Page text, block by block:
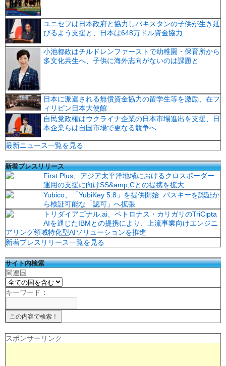
ユニセフは日本政府と協力しパキスタンの子供が生き延
びるよう支援と、日本は648万ドル資金協力
小池都政はチルドレンファーストで幼稚園・保育所から
多文化共生へ、子供に海外志向がないのは課題と
日本に派遣される無償資金協力の留学生等を激励、在フ
ィリピン日本大使館
自民党政権はウクライナ企業の日本市場進出を支援、日
本企業らは自国市場で更なる競争へ
最新ニュース一覧を見る
新着プレスリリース
First Plus、アジア太平洋地域におけるクロスボーダー
運用の支援に向けSS&amp;Cとの提携を拡大
Yubico、「YubiKey 5.8」を提供開始 パスキーを認証か
ら検証可能な「認可」へ拡張
トリダイアゴナル.ai、ペトロナス・カリガリのTriCipta
AIを通じたIBMとの提携により、上流事業向けエンジニ
アリング領域特化型AIソリューションを推進
新着プレスリリース一覧を見る
サイト内検索
関連国
キーワード：
スポンサーリンク